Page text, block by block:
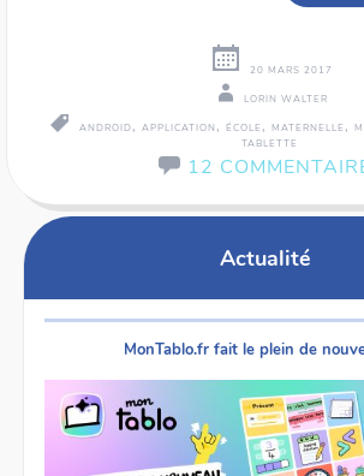
20 MARS 2017
LORIN WALTER
ANDROID, APPLICATION , ÉCOLE , MATERNELLE ,
TABLETTE
12
Actualité
MonTablo.fr fait le plein de